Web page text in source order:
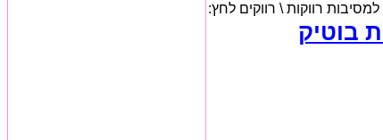
רווקות \ רווקים לחץ:
בוטיק